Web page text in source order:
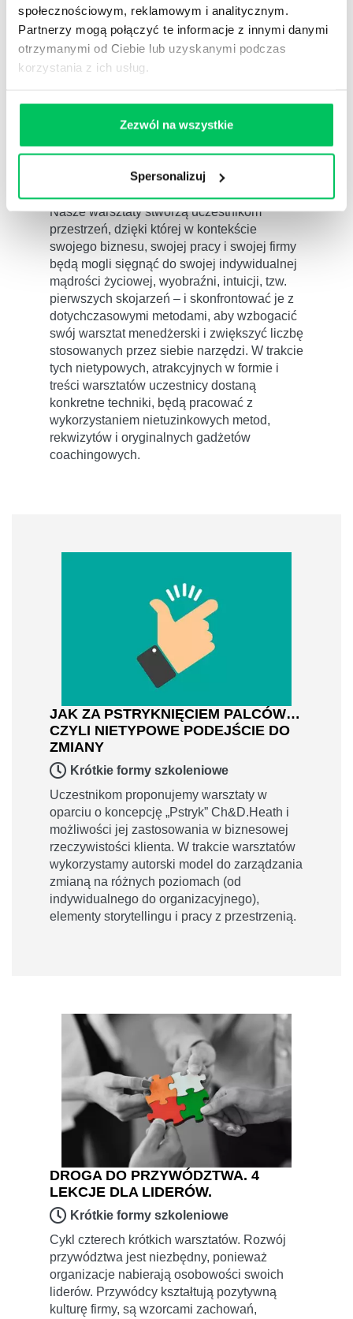
społecznościowym, reklamowym i analitycznym.
Partnerzy mogą połączyć te informacje z innymi danymi
otrzymanymi od Ciebie lub uzyskanymi podczas
korzystania z ich usług.
Zezwól na wszystkie
Spersonalizuj
JEJ UŻYĆ! WYJĄTKOWY WARSZTAT
WYDOBYWANIA I WZMACNIANIA
Nasze warsztaty stworzą uczestnikom
przestrzeń, dzięki której w kontekście
swojego biznesu, swojej pracy i swojej firmy
będą mogli sięgnąć do swojej indywidualnej
mądrości życiowej, wyobraźni, intuicji, tzw.
pierwszych skojarzeń – i skonfrontować je z
dotychczasowymi metodami, aby wzbogacić
swój warsztat menedżerski i zwiększyć liczbę
stosowanych przez siebie narzędzi. W trakcie
tych nietypowych, atrakcyjnych w formie i
treści warsztatów uczestnicy dostaną
konkretne techniki, będą pracować z
wykorzystaniem nietuzinkowych metod,
rekwizytów i oryginalnych gadżetów
coachingowych.
JAK ZA PSTRYKNIĘCIEM PALCÓW…
CZYLI NIETYPOWE PODEJŚCIE DO
ZMIANY
Krótkie formy szkoleniowe
Uczestnikom proponujemy warsztaty w
oparciu o koncepcję „Pstryk” Ch&D.Heath i
możliwości jej zastosowania w biznesowej
rzeczywistości klienta. W trakcie warsztatów
wykorzystamy autorski model do zarządzania
zmianą na różnych poziomach (od
indywidualnego do organizacyjnego),
elementy storytellingu i pracy z przestrzenią.
DROGA DO PRZYWÓDZTWA. 4
LEKCJE DLA LIDERÓW.
Krótkie formy szkoleniowe
Cykl czterech krótkich warsztatów. Rozwój
przywództwa jest niezbędny, ponieważ
organizacje nabierają osobowości swoich
liderów. Przywódcy kształtują pozytywną
kulturę firmy, są wzorcami zachowań,